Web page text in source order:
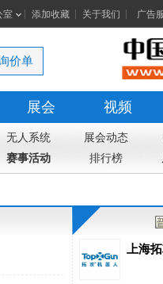
室 添加收藏 关于我们 广告
价单
展会 视频
无人系统 展会动态
赛事活动 排行榜
上海